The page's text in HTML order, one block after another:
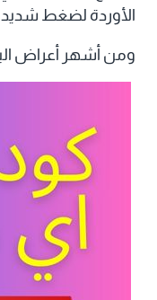
الأوردة لضغط
ومن أشهر أعراض